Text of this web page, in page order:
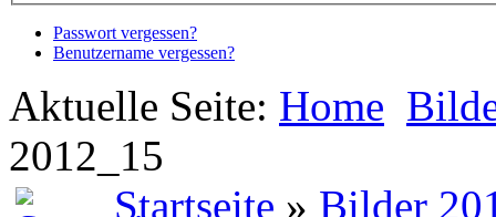
Passwort vergessen?
Benutzername vergessen?
Aktuelle Seite: Home
2012_15
Startseite » Bilder